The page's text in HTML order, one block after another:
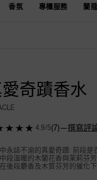
香氛 專櫃服務 蘭
奇蹟香水
4.9/5(7) —撰寫評
永誌不渝的真愛奇蹟: 前段
段溫暖的木蘭花香與茉莉芬
後段麝香及木質芬芳的催化